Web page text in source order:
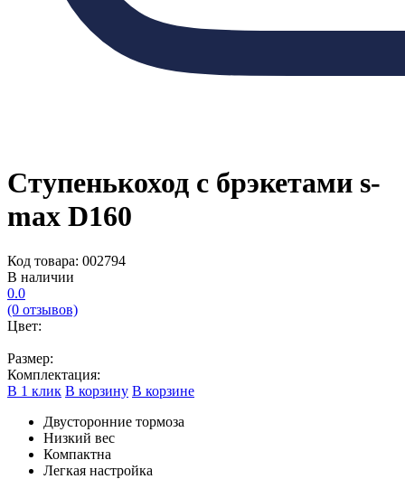
Ступенькоход с брэкетами s-
max D160
Код товара: 002794
В наличии
0.0
(0 отзывов)
Цвет:
Размер:
Комплектация:
В 1 клик В корзину В корзине
Двусторонние тормоза
Низкий вес
Компактна
Легкая настройка